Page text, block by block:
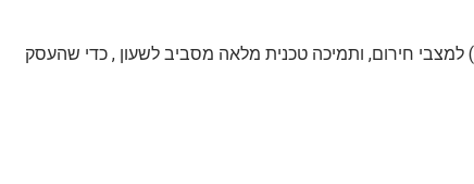
אנו מספקים מעטפת שירות לוגיסטית מלאה הכוללת אספקה מהירה, חיבור מקצועי על ידי חשמלאי מוסמך, מערכות החלפה אוטומטיות (ATS) למצבי חירום, ותמיכה טכנית מלאה מסביב לשעון , כדי שהעסק